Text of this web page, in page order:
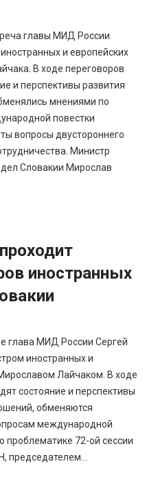
главы МИД России
и европейских
В ходе переговоров
и перспективы развития
мнениями по
повестки
вопросы двустороннего
Министр
Словакии Мирослав
иностранных
глава МИД России Сергей
иностранных и
Лайчаком. В ходе
состояние и перспективы
обменяются
международной
проблематике 72-ой сессии
председателем...